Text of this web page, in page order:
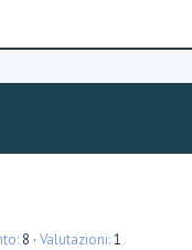
8 Valutazioni 1